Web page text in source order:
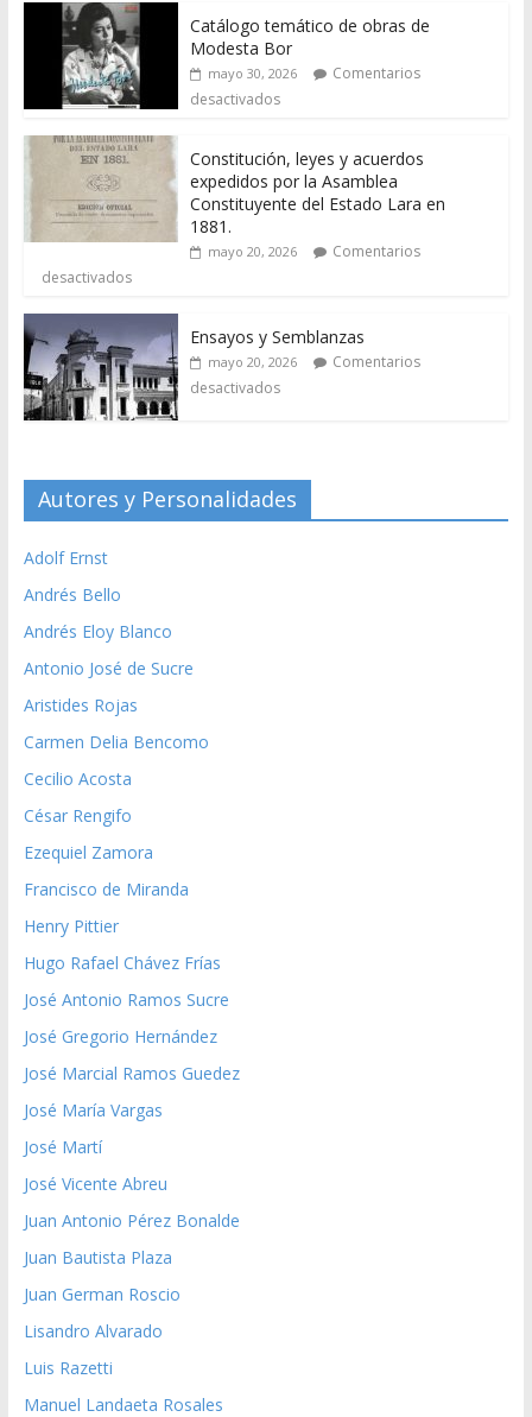
Catálogo temático de obras de
Modesta Bor
mayo 30, 2026
Comentarios
desactivados
Constitución, leyes y acuerdos
expedidos por la Asamblea
Constituyente del Estado Lara en
1881.
mayo 20, 2026
Comentarios
desactivados
Ensayos y Semblanzas
mayo 20, 2026
Comentarios
desactivados
Autores y Personalidades
Adolf Ernst
Andrés Bello
Andrés Eloy Blanco
Antonio José de Sucre
Aristides Rojas
Carmen Delia Bencomo
Cecilio Acosta
César Rengifo
Ezequiel Zamora
Francisco de Miranda
Henry Pittier
Hugo Rafael Chávez Frías
José Antonio Ramos Sucre
José Gregorio Hernández
José Marcial Ramos Guedez
José María Vargas
José Martí
José Vicente Abreu
Juan Antonio Pérez Bonalde
Juan Bautista Plaza
Juan German Roscio
Lisandro Alvarado
Luis Razetti
Manuel Landaeta Rosales